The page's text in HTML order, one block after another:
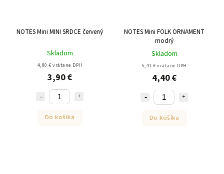
NOTES Mini MINI SRDCE červený
Skladom
4,80 € vrátane DPH
3,90 €
Do košíka
NOTES Mini FOLK ORNAMENT
modrý
Skladom
5,41 € vrátane DPH
4,40 €
Do košíka